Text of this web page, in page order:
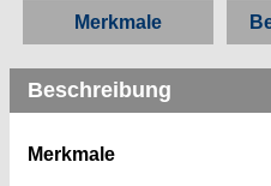
Merkmale
Beschreibung
Merkmale